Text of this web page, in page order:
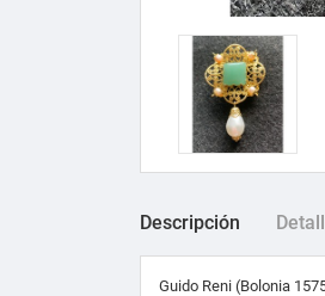
Descripción
Guido Reni (Bolonia